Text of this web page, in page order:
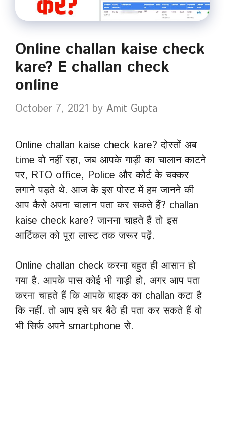
Online challan kaise check
kare? E challan check
online
October 7, 2021 by Amit Gupta
Online challan kaise check kare? दोस्तों अब
time वो नहीं रहा, जब आपके गाड़ी का चालान काटने
पर, RTO office, Police और कोर्ट के चक्कर
लगाने पड़ते थे. आज के इस पोस्ट में हम जानने की
आप कैसे अपना चालान पता कर सकते हैं? challan
kaise check kare? जानना चाहते हैं तो इस
आर्टिकल को पूरा लास्ट तक जरूर पढ़ें.
Online challan check करना बहुत ही आसान हो
गया है. आपके पास कोई भी गाड़ी हो, अगर आप पता
करना चाहते हैं कि आपके बाइक का challan कटा है
कि नहीं. तो आप इसे घर बैठे ही पता कर सकते हैं वो
भी सिर्फ अपने smartphone से.